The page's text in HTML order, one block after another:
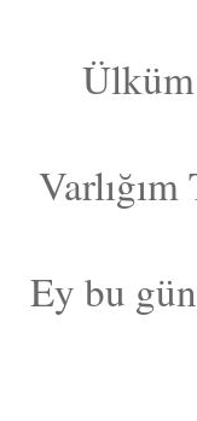
Ey bu